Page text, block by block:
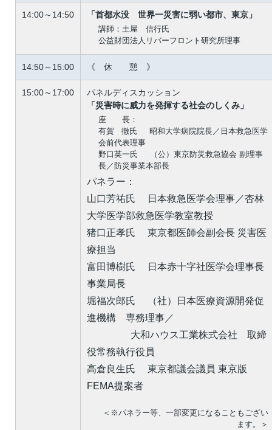
14:00～14:50
「首都水没 世界一災害に弱い都市、東京」
講師：土屋 信行氏
公益財団法人リバーフロント研究所理事
14:50～15:00 《 休 憩 》
15:00～17:00
パネルディスカッション
「災害時に威力を発揮する社会のしくみ」
座 長：
有賀 徹氏 昭和大学病院院長／日本救急医学
会前代表理事
野口英一氏 （公）東京防災救急協会 副理事
長／防災事業本部長
パネラー：
山口芳祐氏 日本救急医学会理事／杏林
大学医学部救急医学教室教授
猪口正孝氏 東京都医師会副会長 災害医
療担当
富田博樹氏 日本赤十字社医学会理事長
事業局長
堀福次郎氏 （社）日本医療資源開発促
進機構 専務理事／
大和ハウス工業株式会社 取締
役常務執行役員
高倉良生氏 東京都議会議員 東京版
FEMA提案者
＜※パネラー等、一部変更になることもござい
ます。＞